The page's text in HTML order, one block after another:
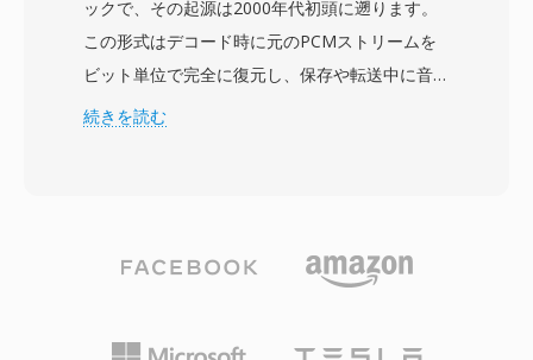
一度に電話機のフリート全体にプッシュできま
す。GSRTはエンタープライズVoIPテレフォニー
の狭いニッチを占めていますが、その簡潔なバイ
ナリレイアウトにより、変換ツールはペイロード
スピーカー出力までの無視できる遅延、そして会
社全体の着信音展開のためのプロビジョニングエ
ックで、その起源は2000年代初頭に遡ります。
この形式はデコード時に元のPCMストリームを
ビット単位で完全に復元し、保存や転送中に音の
ディテールが失われないことを保証します。TTA
度はTTAの特徴的な強みの一つで、コーデックは
とデコーディングを実現し、古いハードウェアで
続きを読む